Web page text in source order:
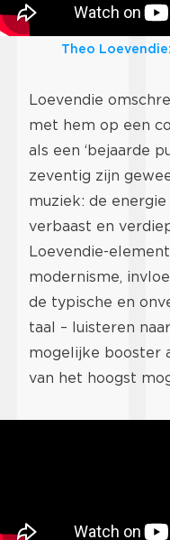
Theo
Loevendie
met hem op een
als een ‘bejaarde
zeventig zijn
muziek: de
verbaast en
Loevendie-
modernisme,
de typische en
taal – luisteren
mogelijke booster
van het hoogst